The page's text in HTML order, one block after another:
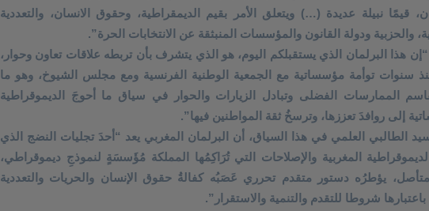
قيمًا نبيلة عديدة (…) ويتعلق الأمر بقيم الديمقراطية، وحقوق الانسان، والتعددية
والحزبية ودولة القانون والمؤسسات المنبثقة عن الانتخابات الحرة”.
هذا البرلمان الذي يستقبلكم اليوم، هو الذي يتشرف بأن تربطه علاقات تعاون وحوار،
سنوات توأمة مؤسساتية مع الجمعية الوطنية الفرنسية ومع مجلس الشيوخ، وهو ما
الممارسات الفضلى وتبادل الزيارات والحوار في سياق ما أحوجَ الديموقراطية
إلى روافدَ تعززها، وترسخُ ثقة المواطنين فيها”.
الطالبي العلمي في هذا السياق، أن البرلمان المغربي يعد “أحدَ تجليات النضج الذي
المغربية والإصلاحات التي تُرَاكِمُها المملكة مُؤَسسَةٍ لنموذجِ ديموقراطي،
يؤطرُه دستور متقدم تحرري عَصَبُه كفالةُ حقوق الإنسان والحريات والتعددية
باعتبارها شروطا للتقدم والتنمية والاستقرار”.